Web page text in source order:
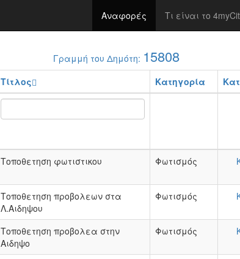
Αναφορές Τι είναι το
Γραμμή του Δημότη: 15808
Τίτλος Κατηγορία
Τοποθετηση φωτιστικου Φωτισμός
Τοποθετηση προβολεων στα
Λ.Αιδηψου
Φωτισμός
Τοποθετηση προβολεα στην
Αιδηψο
Φωτισμός